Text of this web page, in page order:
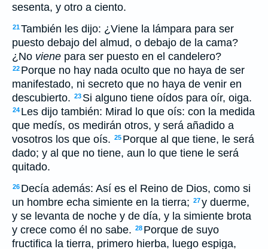
sesenta, y otro a ciento.
21También les dijo: ¿Viene la lámpara para ser
puesto debajo del almud, o debajo de la cama?
¿No viene para ser puesto en el candelero?
22 Porque no hay nada oculto que no haya de ser
manifestado, ni secreto que no haya de venir en
descubierto. 23 Si alguno tiene oídos para oír, oiga.
24 Les dijo también: Mirad lo que oís: con la medida
que medís, os medirán otros, y será añadido a
vosotros los que oís. 25 Porque al que tiene, le será
dado; y al que no tiene, aun lo que tiene le será
quitado.
26 Decía además: Así es el Reino de Dios, como si
un hombre echa simiente en la tierra; 27y duerme,
y se levanta de noche y de día, y la simiente brota
y crece como él no sabe. 28 Porque de suyo
fructifica la tierra, primero hierba, luego espiga,